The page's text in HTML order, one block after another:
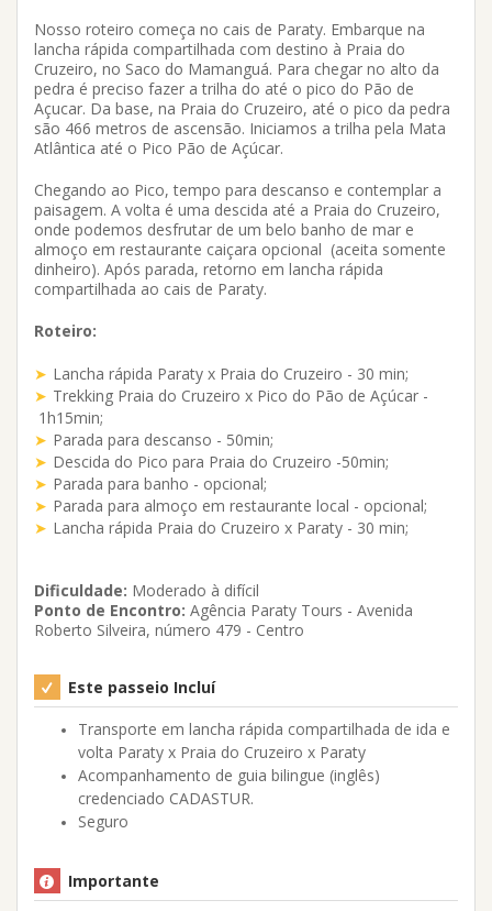
Nosso roteiro começa no cais de Paraty. Embarque na
lancha rápida compartilhada com destino à Praia do
Cruzeiro, no Saco do Mamanguá. Para chegar no alto da
pedra é preciso fazer a trilha do até o pico do Pão de
Açucar. Da base, na Praia do Cruzeiro, até o pico da pedra
são 466 metros de ascensão. Iniciamos a trilha pela Mata
Atlântica até o Pico Pão de Açúcar.
Chegando ao Pico, tempo para descanso e contemplar a
paisagem. A volta é uma descida até a Praia do Cruzeiro,
onde podemos desfrutar de um belo banho de mar e
almoço em restaurante caiçara opcional (aceita somente
dinheiro). Após parada, retorno em lancha rápida
compartilhada ao cais de Paraty.
Roteiro:
Lancha rápida Paraty x Praia do Cruzeiro - 30 min;
Trekking Praia do Cruzeiro x Pico do Pão de Açúcar -
1h15min;
Parada para descanso - 50min;
Descida do Pico para Praia do Cruzeiro -50min;
Parada para banho - opcional;
Parada para almoço em restaurante local - opcional;
Lancha rápida Praia do Cruzeiro x Paraty - 30 min;
Dificuldade: Moderado à difícil
Ponto de Encontro: Agência Paraty Tours - Avenida
Roberto Silveira, número 479 - Centro
Este passeio Incluí
Transporte em lancha rápida compartilhada de ida e
volta Paraty x Praia do Cruzeiro x Paraty
Acompanhamento de guia bilingue (inglês)
credenciado CADASTUR.
Seguro
Importante